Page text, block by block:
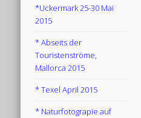
*Uckermark 25-30 Mai
2015
* Abseits der
Touristenströme,
Mallorca 2015
* Texel April 2015
* Naturfotograpie auf